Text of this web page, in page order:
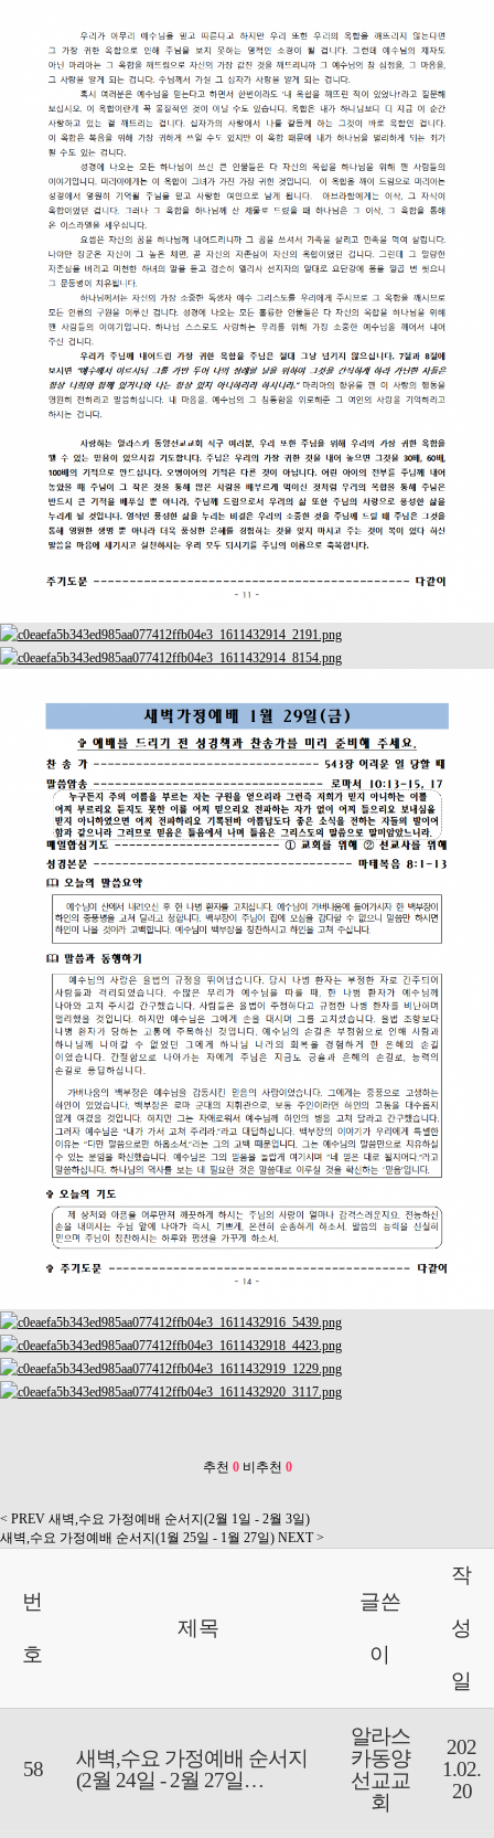
추천 0 비추천 0
< PREV 새벽,수요 가정예배 순서지(2월 1일 - 2월 3일)
새벽,수요 가정예배 순서지(1월 25일 - 1월 27일) NEXT >
번
호
제목
글쓴
이
작
성
일
58
새벽,수요 가정예배 순서지
(2월 24일 - 2월 27일…
알라스
카동양
선교교
회
202
1.02.
20